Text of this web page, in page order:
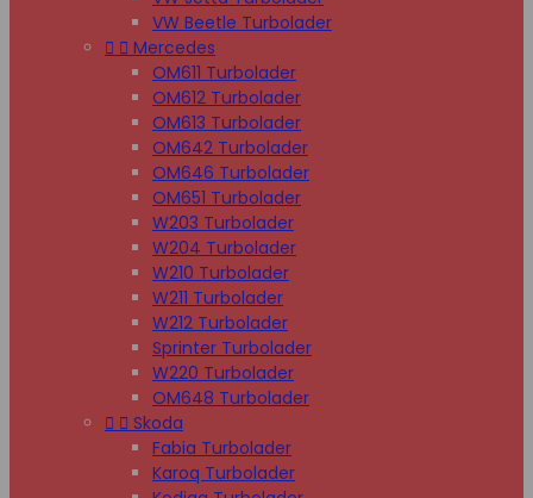
VW Beetle Turbolader
  Mercedes
OM611 Turbolader
OM612 Turbolader
OM613 Turbolader
OM642 Turbolader
OM646 Turbolader
OM651 Turbolader
W203 Turbolader
W204 Turbolader
W210 Turbolader
W211 Turbolader
W212 Turbolader
Sprinter Turbolader
W220 Turbolader
OM648 Turbolader
  Skoda
Fabia Turbolader
Karoq Turbolader